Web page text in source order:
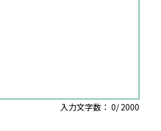
入力文字数： 0/2000